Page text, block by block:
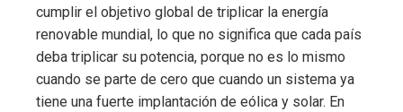
cumplir el objetivo global de triplicar la energía
renovable mundial, lo que no significa que cada país
deba triplicar su potencia, porque no es lo mismo
cuando se parte de cero que cuando un sistema ya
tiene una fuerte implantación de eólica y solar. En